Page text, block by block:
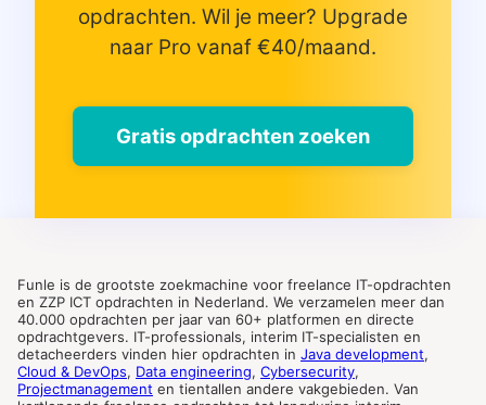
opdrachten. Wil je meer? Upgrade
naar Pro vanaf €40/maand.
Gratis opdrachten zoeken
Funle is de grootste zoekmachine voor freelance IT-opdrachten
en ZZP ICT opdrachten in Nederland. We verzamelen meer dan
40.000 opdrachten per jaar van 60+ platformen en directe
opdrachtgevers. IT-professionals, interim IT-specialisten en
detacheerders vinden hier opdrachten in Java development,
Cloud & DevOps, Data engineering, Cybersecurity,
Projectmanagement en tientallen andere vakgebieden. Van